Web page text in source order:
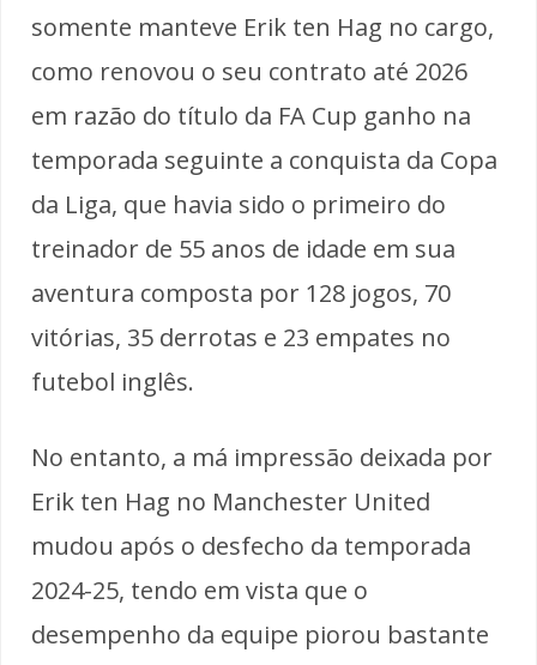
somente manteve Erik ten Hag no cargo,
como renovou o seu contrato até 2026
em razão do título da FA Cup ganho na
temporada seguinte a conquista da Copa
da Liga, que havia sido o primeiro do
treinador de 55 anos de idade em sua
aventura composta por 128 jogos, 70
vitórias, 35 derrotas e 23 empates no
futebol inglês.
No entanto, a má impressão deixada por
Erik ten Hag no Manchester United
mudou após o desfecho da temporada
2024-25, tendo em vista que o
desempenho da equipe piorou bastante